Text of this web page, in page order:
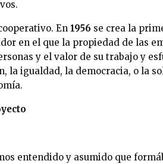
En 1956 se crea la
en el que la propiedad de las
y el valor de su trabajo y
la igualdad, la democracia, o la
entendido y asumido que